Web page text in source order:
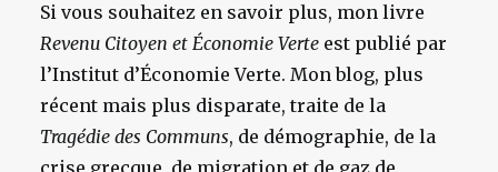
Si vous souhaitez en savoir plus, mon livre
Revenu Citoyen et Économie Verte est publié par
l’Institut d’Économie Verte. Mon blog, plus
récent mais plus disparate, traite de la
Tragédie des Communs, de démographie, de la
crise grecque, de migration et de gaz de